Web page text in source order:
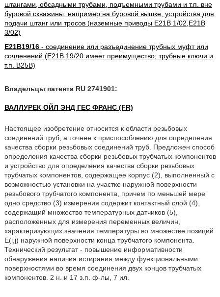
штангами, обсадными трубами, подъемными трубами и т.п. вне
буровой скважины, например на буровой вышке; устройства для
подачи штанг или тросов (наземные приводы E21B 1/02,E21B
3/02)
E21B19/16- соединение или разъединение трубных муфт или
сочленений (E21B 19/20 имеет преимущество; трубные ключи и
т.п. B25B)
Владельцы патента RU 2741901:
ВАЛЛУРЕК ОЙЛ ЭНД ГЕС ФРАНС (FR)
Настоящее изобретение относится к области резьбовых
соединений труб, а точнее к приспособлению для определения
качества сборки резьбовых соединений труб. Предложен способ
определения качества сборки резьбовых трубчатых компонентов
и устройство для определения качества сборки резьбовых
трубчатых компонентов, содержащее корпус (2), выполненный с
возможностью установки на участке наружной поверхности
резьбового трубчатого компонента, причем по меньшей мере
одно средство (3) измерения содержит контактный слой (4),
содержащий множество температурных датчиков (5),
расположенных для измерения переменных величин,
характеризующих значения температуры во множестве позиций
E(i,j) наружной поверхности конца трубчатого компонента.
Технический результат - повышение информативности
обнаружения наличия истирания между функциональными
поверхностями во время соединения двух концов трубчатых
компонентов. 2 н. и 17 з.п. ф-лы, 7 ил.